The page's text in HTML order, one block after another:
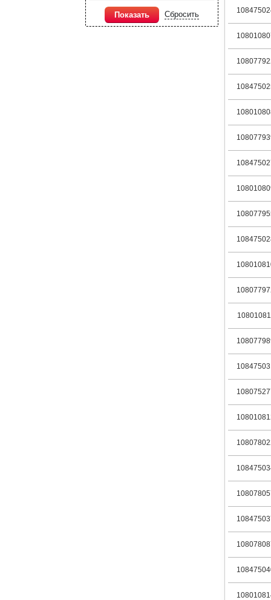
Показать Сбросить